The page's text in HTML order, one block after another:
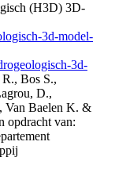
(H3D) 3D-
3d-model-
3d-
Bos S.,
D.,
Van Baelen K. &
opdracht van: